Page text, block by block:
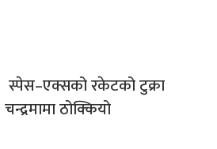
स्पेस–एक्सको रकेटको टुक्रा
चन्द्रमामा ठोक्कियो